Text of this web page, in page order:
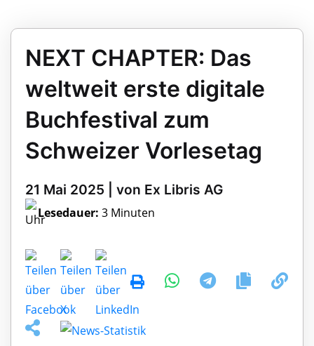
NEXT CHAPTER: Das
weltweit erste digitale
Buchfestival zum
Schweizer Vorlesetag
21 Mai 2025 | von Ex Libris AG
Lesedauer: 3 Minuten